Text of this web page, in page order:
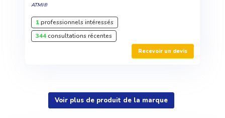
ATMI®
1professionnels intéressés
344consultations récentes
Recevoir un devis
Voir plus de produit de la marque